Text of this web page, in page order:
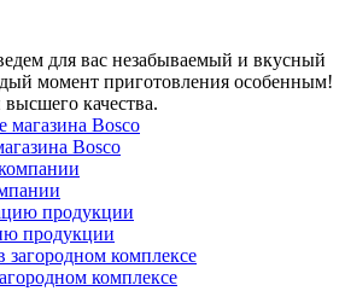
для вас незабываемый и вкусный
момент приготовления особенным!
качества.
Bosco
продукции
комплексе